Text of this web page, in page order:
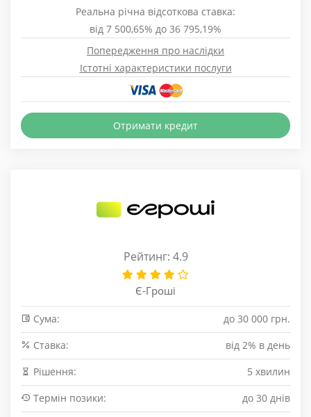
Реальна річна відсоткова ставка:
від 7 500,65% до 36 795,19%
Попередження про наслідки
Істотні характеристики послуги
Отримати кредит
Рейтинг: 4.9
Є-Гроші
Сума:
до 30 000 грн.
Cтавка:
від 2% в день
Рішення:
5 хвилин
Термін позики:
до 30 днів